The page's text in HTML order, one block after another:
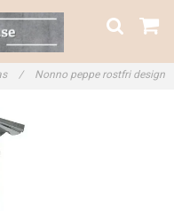
/ Nonno peppe rostfri design